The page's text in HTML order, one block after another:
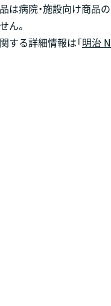
は病院・施設向け商品
ん。
する詳細情報は「明治